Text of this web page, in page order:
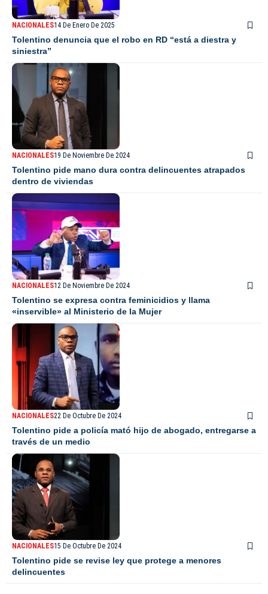
NACIONALES14 De Enero De 2025
Tolentino denuncia que el robo en RD “está a diestra y
siniestra”
NACIONALES19 De Noviembre De 2024
Tolentino pide mano dura contra delincuentes atrapados
dentro de viviendas
NACIONALES12 De Noviembre De 2024
Tolentino se expresa contra feminicidios y llama
«inservible» al Ministerio de la Mujer
NACIONALES22 De Octubre De 2024
Tolentino pide a policía mató hijo de abogado, entregarse a
través de un medio
NACIONALES15 De Octubre De 2024
Tolentino pide se revise ley que protege a menores
delincuentes